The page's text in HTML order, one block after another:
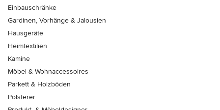
Einbauschränke
Gardinen, Vorhänge & Jalousien
Hausgeräte
Heimtextilien
Kamine
Möbel & Wohnaccessoires
Parkett & Holzböden
Polsterer